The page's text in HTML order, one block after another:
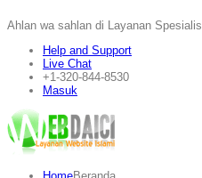
Ahlan wa sahlan di Layanan
Help and Support
Live Chat
+1-320-844-8530
Masuk